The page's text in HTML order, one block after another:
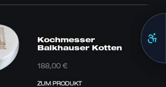
Kochmesser
Balkhauser Kotten
188,00€
ZUM PRODUKT